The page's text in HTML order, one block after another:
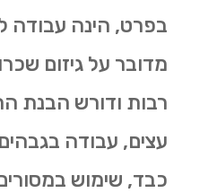
בפרט, הינה עבודה
מדובר על גיזום
רבות ודורש הבנת
עצים, עבודה
כבד, שימוש